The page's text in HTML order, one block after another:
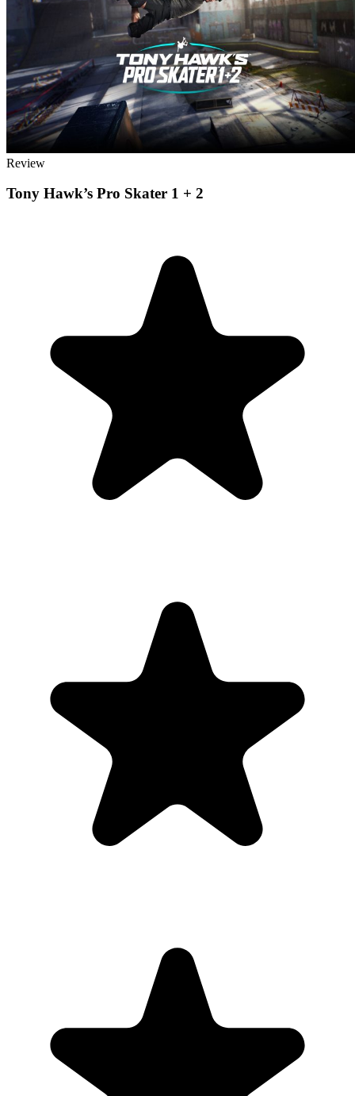
Review
Tony Hawk’s Pro Skater 1 + 2